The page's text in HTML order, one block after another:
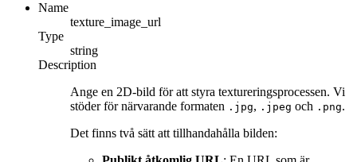
Name
texture_image_url
Type
string
Description
Ange en 2D-bild för att styra textureringsprocessen. Vi
stöder för närvarande formaten .jpg, .jpeg och .png.
Det finns två sätt att tillhandahålla bilden: